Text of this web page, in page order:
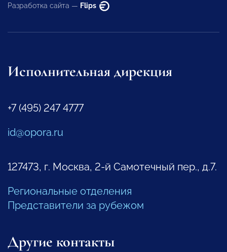
Разработка сайта — Flips
Исполнительная дирекция
+7 (495) 247 4777
id@opora.ru
127473, г. Москва, 2-й Самотечный пер., д.7.
Региональные отделения
Представители за рубежом
Другие контакты